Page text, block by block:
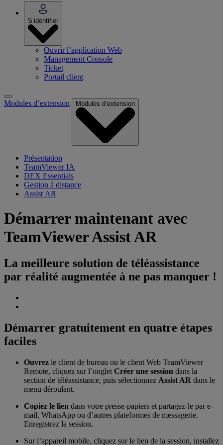
S’identifier
Ouvrir l’application Web
Management Console
Ticket
Portail client
Modules d’extension Modules d’extension
Présentation
TeamViewer IA
DEX Essentials
Gestion à distance
Assist AR
Démarrer maintenant avec
TeamViewer Assist AR
La meilleure solution de téléassistance
par réalité augmentée à ne pas manquer !
Démarrer gratuitement en quatre étapes
faciles
Ouvrez le client de bureau ou le client Web TeamViewer
Remote, cliquez sur l’onglet Créer une session dans la
section de téléassistance, puis sélectionnez Assist AR dans le
menu déroulant.
Copiez le lien dans votre presse-papiers et partagez-le par e-
mail, WhatsApp ou d’autres plateformes de messagerie.
Enregistrez la session.
Sur l’appareil mobile, cliquez sur le lien de la session, installez